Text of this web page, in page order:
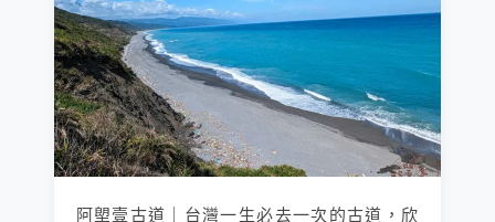
阿塱壹古道｜台灣一生必去一次的古道，欣